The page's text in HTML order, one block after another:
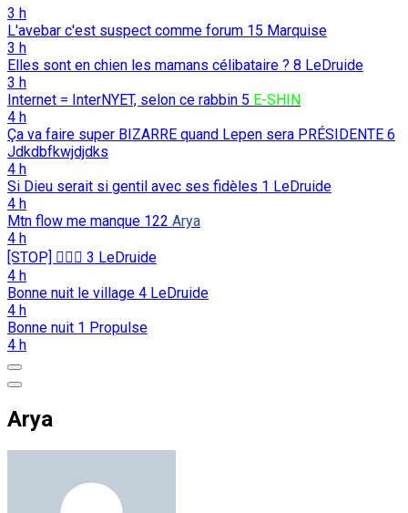
3 h
L'avebar c'est suspect comme forum 15 Marquise
3 h
Elles sont en chien les mamans célibataire ? 8 LeDruide
3 h
Internet = InterNYET, selon ce rabbin 5 E-SHIN
4 h
Ça va faire super BIZARRE quand Lepen sera PRÉSIDENTE 6
Jdkdbfkwjdjdks
4 h
Si Dieu serait si gentil avec ses fidèles 1 LeDruide
4 h
Mtn flow me manque 122 Arya
4 h
[STOP] 🖐🏻🛑 3 LeDruide
4 h
Bonne nuit le village 4 LeDruide
4 h
Bonne nuit 1 Propulse
4 h
Arya